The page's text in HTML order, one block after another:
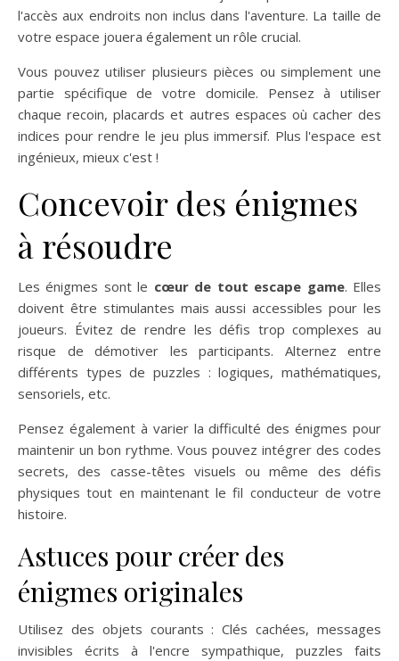
l'accès aux endroits non inclus dans l'aventure. La taille de
votre espace jouera également un rôle crucial.
Vous pouvez utiliser plusieurs pièces ou simplement une
partie spécifique de votre domicile. Pensez à utiliser
chaque recoin, placards et autres espaces où cacher des
indices pour rendre le jeu plus immersif. Plus l'espace est
ingénieux, mieux c'est !
Concevoir des énigmes
à résoudre
Les énigmes sont le cœur de tout escape game. Elles
doivent être stimulantes mais aussi accessibles pour les
joueurs. Évitez de rendre les défis trop complexes au
risque de démotiver les participants. Alternez entre
différents types de puzzles : logiques, mathématiques,
sensoriels, etc.
Pensez également à varier la difficulté des énigmes pour
maintenir un bon rythme. Vous pouvez intégrer des codes
secrets, des casse-têtes visuels ou même des défis
physiques tout en maintenant le fil conducteur de votre
histoire.
Astuces pour créer des
énigmes originales
Utilisez des objets courants : Clés cachées, messages
invisibles écrits à l'encre sympathique, puzzles faits